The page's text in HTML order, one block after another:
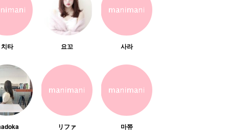
치타 요꼬 사라
リファ 마쮸